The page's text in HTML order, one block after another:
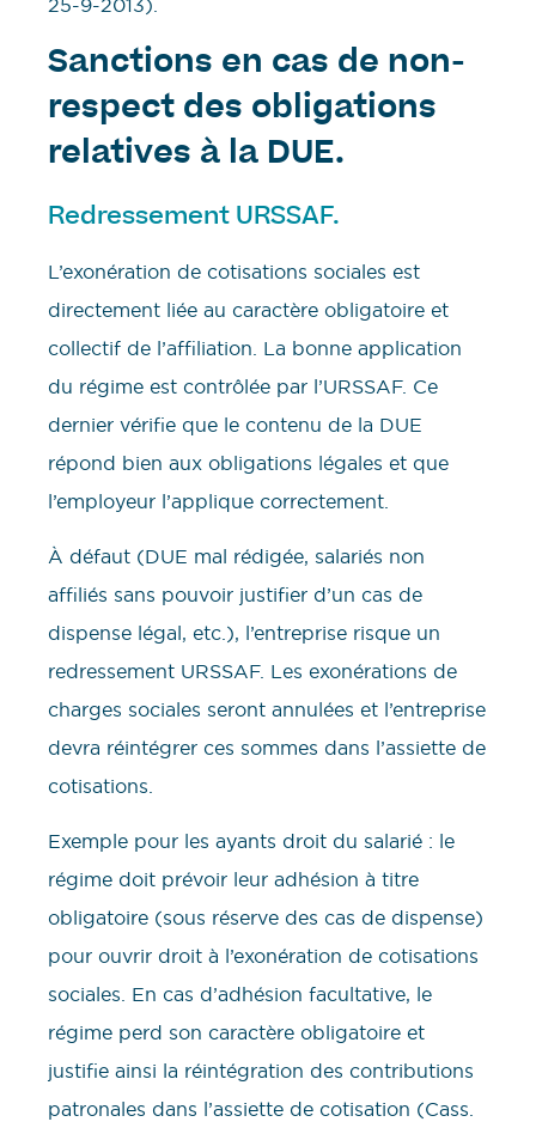
25-9-2013).
Sanctions en cas de non-
respect des obligations
relatives à la DUE.
Redressement URSSAF.
L’exonération de cotisations sociales est
directement liée au caractère obligatoire et
collectif de l’affiliation. La bonne application
du régime est contrôlée par l’URSSAF. Ce
dernier vérifie que le contenu de la DUE
répond bien aux obligations légales et que
l’employeur l’applique correctement.
À défaut (DUE mal rédigée, salariés non
affiliés sans pouvoir justifier d’un cas de
dispense légal, etc.), l’entreprise risque un
redressement URSSAF. Les exonérations de
charges sociales seront annulées et l’entreprise
devra réintégrer ces sommes dans l’assiette de
cotisations.
Exemple pour les ayants droit du salarié : le
régime doit prévoir leur adhésion à titre
obligatoire (sous réserve des cas de dispense)
pour ouvrir droit à l’exonération de cotisations
sociales. En cas d’adhésion facultative, le
régime perd son caractère obligatoire et
justifie ainsi la réintégration des contributions
patronales dans l’assiette de cotisation (Cass.